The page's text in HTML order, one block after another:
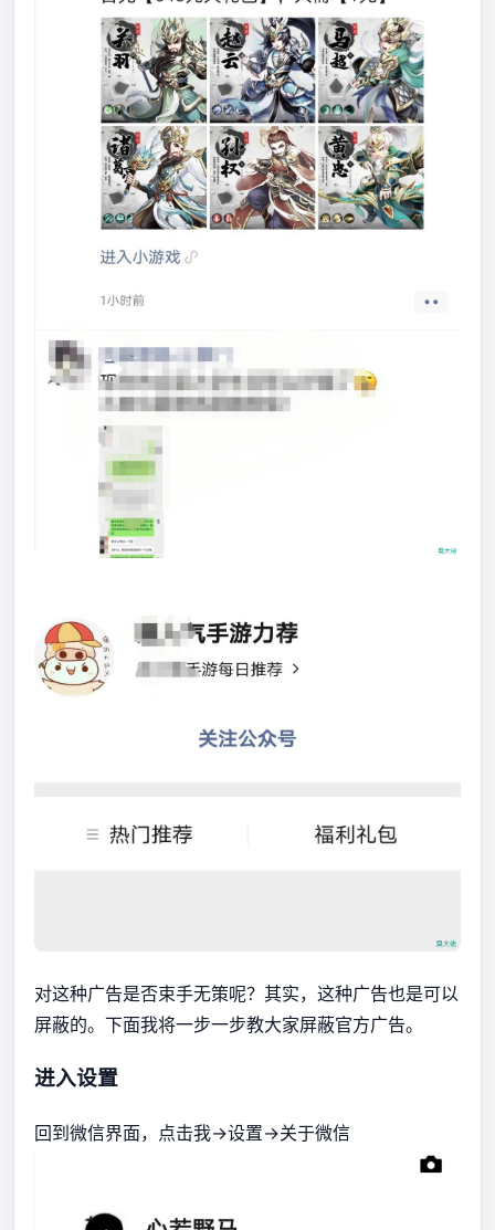
对这种广告是否束手无策呢？其实，这种广告也是可以
屏蔽的。下面我将一步一步教大家屏蔽官方广告。
进入设置
回到微信界面，点击我->设置->关于微信